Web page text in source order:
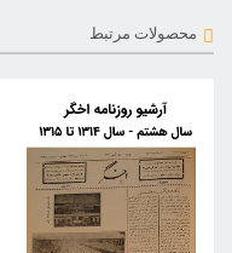
محصولات مرتبط